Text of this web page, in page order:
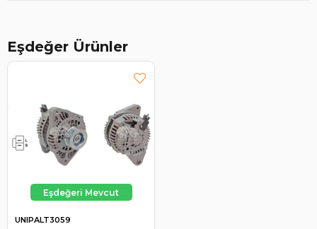
Eşdeğer Ürünler
UNIPALT3059